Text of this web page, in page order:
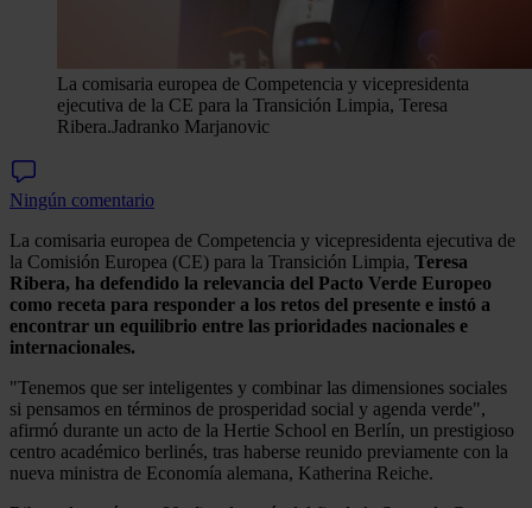
La comisaria europea de Competencia y vicepresidenta
ejecutiva de la CE para la Transición Limpia, Teresa
Ribera.Jadranko Marjanovic
Ningún comentario
La comisaria europea de Competencia y vicepresidenta ejecutiva de
la Comisión Europea (CE) para la Transición Limpia, Teresa
Ribera, ha defendido la relevancia del Pacto Verde Europeo
como receta para responder a los retos del presente e instó a
encontrar un equilibrio entre las prioridades nacionales e
internacionales.
"Tenemos que ser inteligentes y combinar las dimensiones sociales
si pensamos en términos de prosperidad social y agenda verde",
afirmó durante un acto de la Hertie School en Berlín, un prestigioso
centro académico berlinés, tras haberse reunido previamente con la
nueva ministra de Economía alemana, Katherina Reiche.